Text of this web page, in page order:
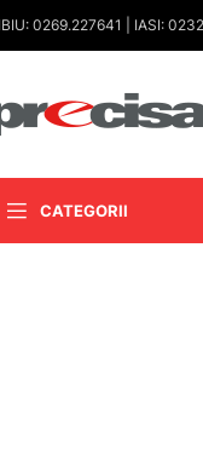
0269.227641 | IASI:
CATEGORII